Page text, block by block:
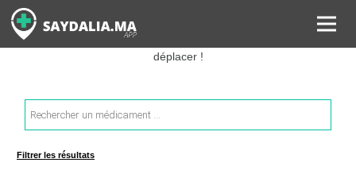
Rechercher les informations sur vos médicaments, leurs prix et
estimer ainsi le coût total de votre ordonnance, sans vous
déplacer !
Recherche
de
produits
Filtrer les résultats